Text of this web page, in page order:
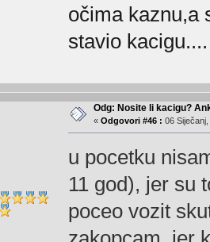
očima kaznu,a
stavio
Odg: Nosite li kacigu?
« Odgovori #46 : 06
u pocetku
11 god), jer su
poceo vozit